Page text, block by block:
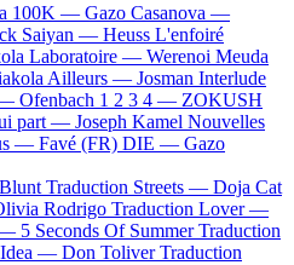
100K — Gazo Casanova —
Saiyan — Heuss L'enfoiré
Laboratoire — Werenoi Meuda
Ailleurs — Josman Interlude
— Ofenbach 1 2 3 4 — ZOKUSH
part — Joseph Kamel Nouvelles
— Favé (FR) DIE — Gazo
Traduction Streets — Doja Cat
Rodrigo Traduction Lover —
— 5 Seconds Of Summer Traduction
Idea — Don Toliver Traduction